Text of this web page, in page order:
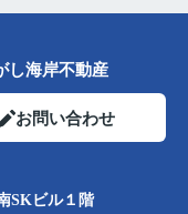
海岸不動産
お問い合わせ
SKビル１階